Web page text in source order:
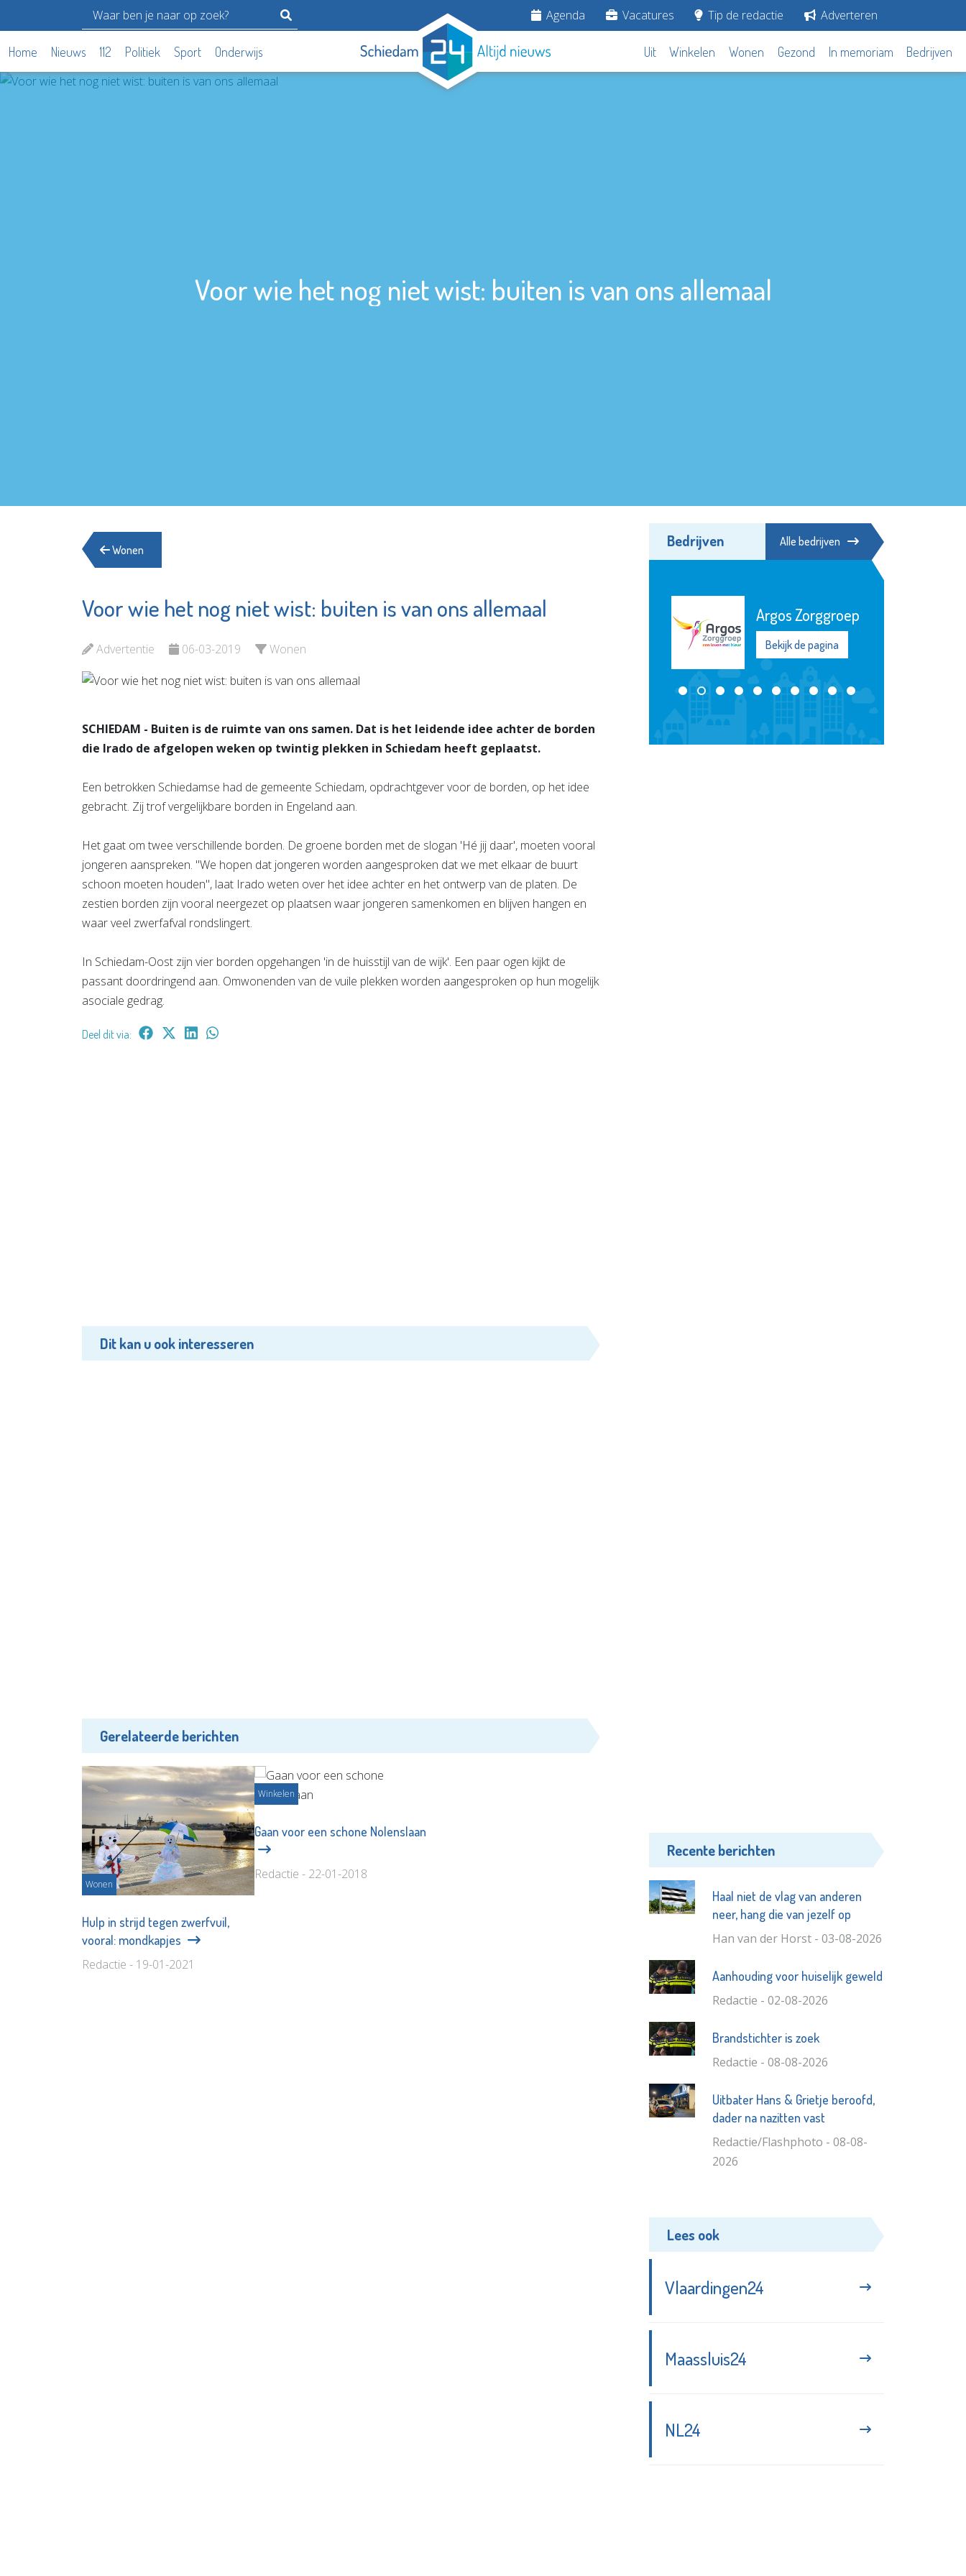
Agenda Vacatures Tip de redactie Adverteren
Home Nieuws 112 Politiek Sport Onderwijs Uit Winkelen Wonen Gezond In memoriam Bedrijven
Voor wie het nog niet wist: buiten is van ons allemaal
Wonen
Voor wie het nog niet wist: buiten is van ons allemaal
Advertentie 06-03-2019 Wonen
SCHIEDAM - Buiten is de ruimte van ons samen. Dat is het leidende idee achter de borden
die Irado de afgelopen weken op twintig plekken in Schiedam heeft geplaatst.
Een betrokken Schiedamse had de gemeente Schiedam, opdrachtgever voor de borden, op het idee
gebracht. Zij trof vergelijkbare borden in Engeland aan.
Het gaat om twee verschillende borden. De groene borden met de slogan 'Hé jij daar', moeten vooral
jongeren aanspreken. "We hopen dat jongeren worden aangesproken dat we met elkaar de buurt
schoon moeten houden", laat Irado weten over het idee achter en het ontwerp van de platen. De
zestien borden zijn vooral neergezet op plaatsen waar jongeren samenkomen en blijven hangen en
waar veel zwerfafval rondslingert.
In Schiedam-Oost zijn vier borden opgehangen 'in de huisstijl van de wijk'. Een paar ogen kijkt de
passant doordringend aan. Omwonenden van de vuile plekken worden aangesproken op hun mogelijk
asociale gedrag.
Deel dit via:
Dit kan u ook interesseren
Gerelateerde berichten
Wonen
Hulp in strijd tegen zwerfvuil,
vooral: mondkapjes
Redactie - 19-01-2021
Winkelen
Gaan voor een schone Nolenslaan
Redactie - 22-01-2018
Bedrijven Alle bedrijven
Fundament
Bekijk de pagina
Servicepunt
Bekijk de pagina
Museum
Argos Zorggroep
Bekijk de pagina
Recente berichten
Haal niet de vlag van anderen
neer, hang die van jezelf op
Han van der Horst - 03-08-2026
Aanhouding voor huiselijk geweld
Redactie - 02-08-2026
Brandstichter is zoek
Redactie - 08-08-2026
Uitbater Hans & Grietje beroofd,
dader na nazitten vast
Redactie/Flashphoto - 08-08-
2026
Lees ook
Vlaardingen24
Maassluis24
NL24